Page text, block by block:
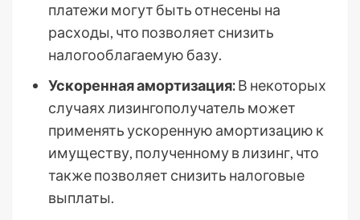
платежи могут быть отнесены на
расходы, что позволяет снизить
налогооблагаемую базу.
Ускоренная амортизация:В некоторых
случаях лизингополучатель может
применять ускоренную амортизацию к
имуществу, полученному в лизинг, что
также позволяет снизить налоговые
выплаты.